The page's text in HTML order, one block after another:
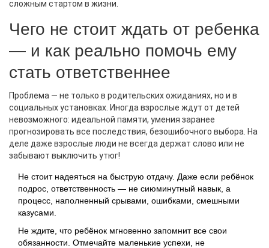
сложным стартом в жизни.
Чего не стоит ждать от ребенка
— и как реально помочь ему
стать ответственнее
Проблема — не только в родительских ожиданиях, но и в
социальных установках. Иногда взрослые ждут от детей
невозможного: идеальной памяти, умения заранее
прогнозировать все последствия, безошибочного выбора. На
деле даже взрослые люди не всегда держат слово или не
забывают выключить утюг!
Не стоит надеяться на быструю отдачу. Даже если ребёнок
подрос, ответственность — не сиюминутный навык, а
процесс, наполненный срывами, ошибками, смешными
казусами.
Не ждите, что ребёнок мгновенно запомнит все свои
обязанности. Отмечайте маленькие успехи, не